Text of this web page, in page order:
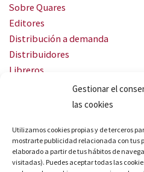
Gestionar el
las cookies
Utilizamos cookies propias y de terceros
mostrarte publicidad relacionada con tus
elaborado a partir de tus hábitos de
visitadas). Puedes aceptar todas las
Sobre Quares
Editores
Distribución a demanda
Distribuidores
Libreros
Servicio Landingweb
Crea tu audiobook